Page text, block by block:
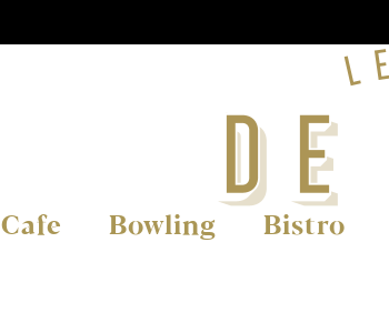
Cafe Bowling Bistro